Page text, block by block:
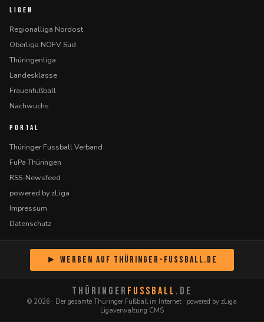
LIGEN
Regionalliga Nordost
Oberliga NOFV Süd
Thüringenliga
Landesklasse
Frauenfußball
Nachwuchs
PORTAL
Thüringer Fussball Verband
FuPa Thüringen
RSS-Newsfeed
powered by zLiga
Impressum
Datenschutz
► Werben auf Thüringer-Fussball.de
THÜRINGER FUSSBALL .DE
© 2026 · Der gesamte Thüringer Fußball im Internet · powered by zLiga
Ligaverwaltung CMS